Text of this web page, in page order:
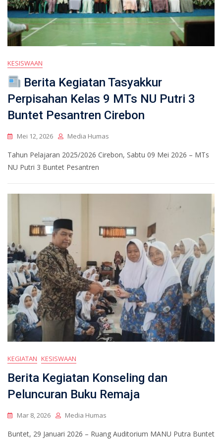
KESISWAAN
Berita Kegiatan Tasyakkur
Perpisahan Kelas 9 MTs NU Putri 3
Buntet Pesantren Cirebon
Mei 12, 2026 Media Humas
Tahun Pelajaran 2025/2026 Cirebon, Sabtu 09 Mei 2026 – MTs
NU Putri 3 Buntet Pesantren
KEGIATAN KESISWAAN
Berita Kegiatan Konseling dan
Peluncuran Buku Remaja
Mar 8, 2026 Media Humas
Buntet, 29 Januari 2026 – Ruang Auditorium MANU Putra Buntet